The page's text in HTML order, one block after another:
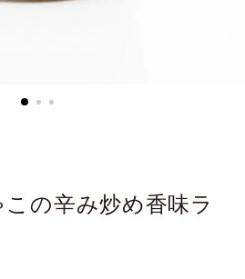
の辛み炒め香味ラ